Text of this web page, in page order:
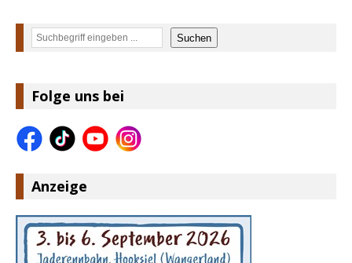
Suchen Suchen
Folge uns bei
Anzeige